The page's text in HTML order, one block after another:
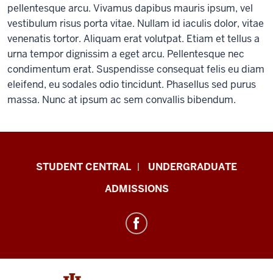
pellentesque arcu. Vivamus dapibus mauris ipsum, vel
vestibulum risus porta vitae. Nullam id iaculis dolor, vitae
venenatis tortor. Aliquam erat volutpat. Etiam et tellus a
urna tempor dignissim a eget arcu. Pellentesque nec
condimentum erat. Suspendisse consequat felis eu diam
eleifend, eu sodales odio tincidunt. Phasellus sed purus
massa. Nunc at ipsum ac sem convallis bibendum.
Military-
STUDENT CENTRAL
UNDERGRADUATE
ADMISSIONS